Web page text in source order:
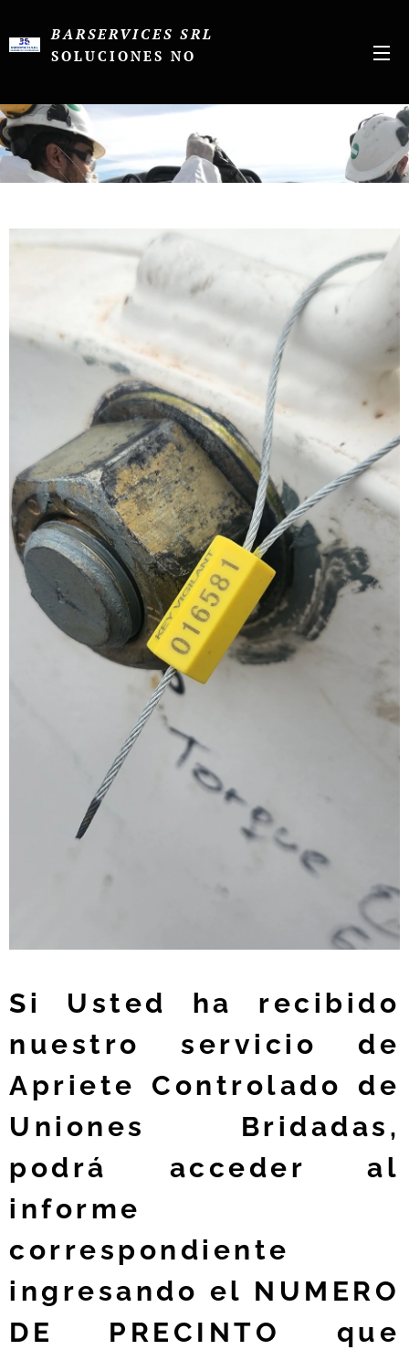
BARSERVICES SRL
SOLUCIONES NO
CONVENCIONALES
Si Usted ha recibido
nuestro servicio de
Apriete Controlado de
Uniones Bridadas,
podrá acceder al
informe
correspondiente
ingresando el NUMERO
DE PRECINTO que